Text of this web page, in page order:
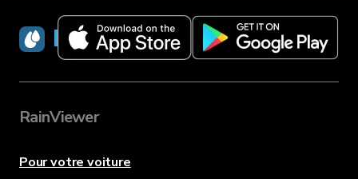
RainViewer
RainViewer
Pour votre voiture